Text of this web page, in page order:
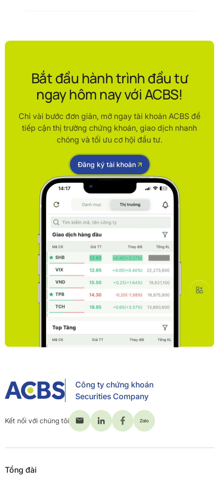
Bắt đầu hành trình đầu tư
ngay hôm nay với ACBS!
Chỉ vài bước đơn giản, mở ngay tài khoản ACBS để
tiếp cận thị trường chứng khoán, giao dịch nhanh
chóng và tối ưu cơ hội đầu tư.
Đăng ký tài khoản
Công ty chứng khoán
Securities Company
Kết nối với chúng tôi
Tổng đài